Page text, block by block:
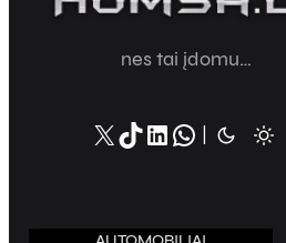
nes tai įdomu…
X TikTok LinkedIn WhatsApp